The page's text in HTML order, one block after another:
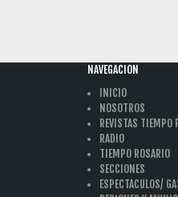
NAVEGACION
INICIO
NOSOTROS
REVISTAS TIEMPO
RADIO
TIEMPO ROSARIO
SECCIONES
ESPECTACULOS/